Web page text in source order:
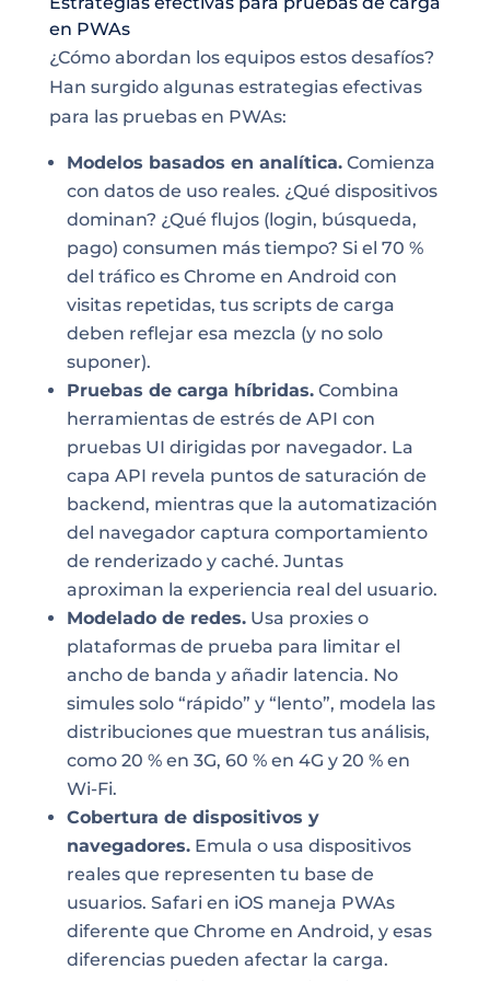
en PWAs
¿Cómo abordan los equipos estos desafíos?
Han surgido algunas estrategias efectivas
para las pruebas en PWAs:
Modelos basados en analítica.Comienza
con datos de uso reales. ¿Qué dispositivos
dominan? ¿Qué flujos (login, búsqueda,
pago) consumen más tiempo? Si el 70 %
del tráfico es Chrome en Android con
visitas repetidas, tus scripts de carga
deben reflejar esa mezcla (y no solo
suponer).
Pruebas de carga híbridas.Combina
herramientas de estrés de API con
pruebas UI dirigidas por navegador. La
capa API revela puntos de saturación de
backend, mientras que la automatización
del navegador captura comportamiento
de renderizado y caché. Juntas
aproximan la experiencia real del usuario.
Modelado de redes.Usa proxies o
plataformas de prueba para limitar el
ancho de banda y añadir latencia. No
simules solo “rápido” y “lento”, modela las
distribuciones que muestran tus análisis,
como 20 % en 3G, 60 % en 4G y 20 % en
Wi-Fi.
Cobertura de dispositivos y
navegadores.Emula o usa dispositivos
reales que representen tu base de
usuarios. Safari en iOS maneja PWAs
diferente que Chrome en Android, y esas
diferencias pueden afectar la carga.